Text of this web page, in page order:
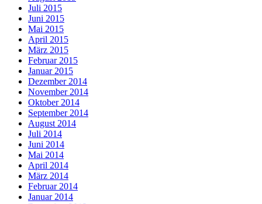
Juli 2015
Juni 2015
Mai 2015
April 2015
März 2015
Februar 2015
Januar 2015
Dezember 2014
November 2014
Oktober 2014
September 2014
August 2014
Juli 2014
Juni 2014
Mai 2014
April 2014
März 2014
Februar 2014
Januar 2014